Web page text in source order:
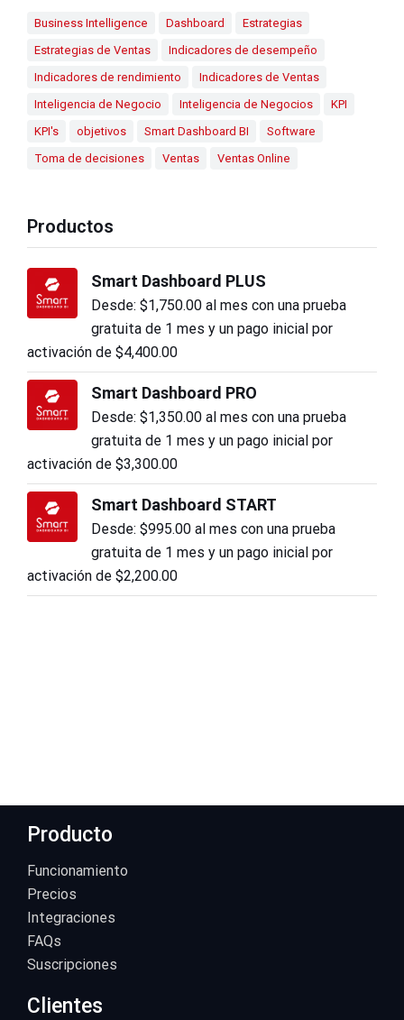
Business Intelligence Dashboard
Estrategias
Estrategias de Ventas
Indicadores de desempeño
Indicadores de rendimiento
Indicadores de Ventas
Inteligencia de Negocio
Inteligencia de Negocios
KPI
KPI's
objetivos Smart Dashboard BI
Software
Toma de decisiones
Ventas Ventas Online
Productos
Smart Dashboard PLUS
Desde: $1,750.00 al mes con una prueba
gratuita de 1 mes y un pago inicial por
activación de $4,400.00
Smart Dashboard PRO
Desde: $1,350.00 al mes con una prueba
gratuita de 1 mes y un pago inicial por
activación de $3,300.00
Smart Dashboard START
Desde: $995.00 al mes con una prueba
gratuita de 1 mes y un pago inicial por
activación de $2,200.00
Producto
Funcionamiento
Precios
Integraciones
FAQs
Suscripciones
Clientes